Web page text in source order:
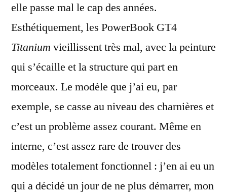
elle passe mal le cap des années.
Esthétiquement, les PowerBook GT4
Titanium vieillissent très mal, avec la peinture
qui s’écaille et la structure qui part en
morceaux. Le modèle que j’ai eu, par
exemple, se casse au niveau des charnières et
c’est un problème assez courant. Même en
interne, c’est assez rare de trouver des
modèles totalement fonctionnel : j’en ai eu un
qui a décidé un jour de ne plus démarrer, mon